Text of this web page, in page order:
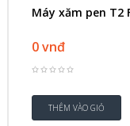
Máy xăm pen T2
0 vnđ